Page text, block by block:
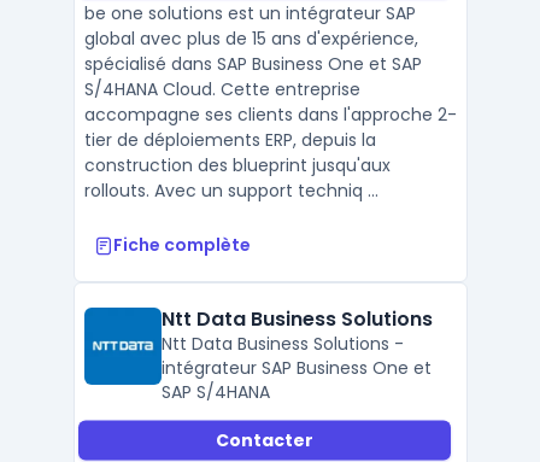
be one solutions est un intégrateur SAP
global avec plus de 15 ans d'expérience,
spécialisé dans SAP Business One et SAP
S/4HANA Cloud. Cette entreprise
accompagne ses clients dans l'approche 2-
tier de déploiements ERP, depuis la
construction des blueprint jusqu'aux
rollouts. Avec un support techniq ...
Fiche complète
Ntt Data Business Solutions
Ntt Data Business Solutions -
intégrateur SAP Business One et
SAP S/4HANA
Contacter